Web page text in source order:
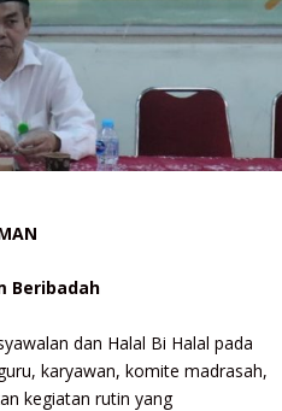
Beribadah
dan Halal Bi Halal pada
karyawan, komite madrasah,
kegiatan rutin yang